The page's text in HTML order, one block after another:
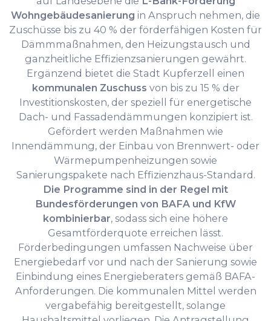
Wohngebäudesanierung in Anspruch nehmen, die
Zuschüsse bis zu 40 % der förderfähigen Kosten für
Dämmmaßnahmen, den Heizungstausch und
ganzheitliche Effizienzsanierungen gewährt.
Ergänzend bietet die Stadt Kupferzell einen
kommunalen Zuschuss von bis zu 15 % der
Investitionskosten, der speziell für energetische
Dach- und Fassadendämmungen konzipiert ist.
Gefördert werden Maßnahmen wie
Innendämmung, der Einbau von Brennwert- oder
Wärmepumpenheizungen sowie
Sanierungspakete nach Effizienzhaus-Standard.
Die Programme sind in der Regel mit
Bundesförderungen von BAFA und KfW
kombinierbar, sodass sich eine höhere
Gesamtförderquote erreichen lässt.
Förderbedingungen umfassen Nachweise über
Energiebedarf vor und nach der Sanierung sowie
Einbindung eines Energieberaters gemäß BAFA-
Anforderungen. Die kommunalen Mittel werden
vergabefähig bereitgestellt, solange